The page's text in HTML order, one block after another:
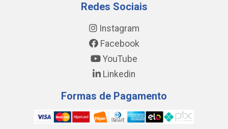
Redes Sociais
Instagram
Facebook
YouTube
Linkedin
Formas de Pagamento